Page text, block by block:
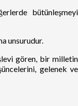
bütünleşmeyi
unsurudur.
gören, bir milletin
gelenek ve